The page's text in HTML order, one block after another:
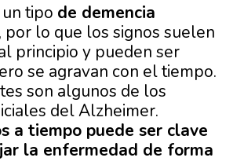
tipo de demencia
, por lo que los signos suelen
principio y pueden ser
se agravan con el tiempo.
son algunos de los
del Alzheimer.
a tiempo puede ser clave
la enfermedad de forma